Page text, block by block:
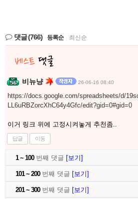
댓글(766) 등록순 최신순
비뉴냥 26-06-16 08:40
https://docs.google.com/spreadsheets/d/
LL6uRBZorcXhC64y4Gfc/edit?gid=0#gid=0
이거 링크 위에 고정시켜놓게 추천좀..
답글 이동
1 ~ 100번째 댓글 [보기]
101 ~ 200번째 댓글 [보기]
201 ~ 300번째 댓글 [보기]